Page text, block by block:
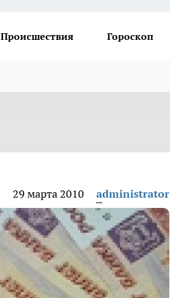
Происшествия Гороскоп
29 марта 2010 administrator